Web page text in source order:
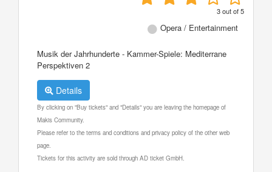
3out of5
Opera / Entertainment
Musik der Jahrhunderte - Kammer-Spiele: Mediterrane
Perspektiven 2
Details
By clicking on "Buy tickets" and "Details" you are leaving the homepage of
Makis Community.
Please refer to the terms and conditions and privacy policy of the other web
page.
Tickets for this activity are sold through AD ticket GmbH.